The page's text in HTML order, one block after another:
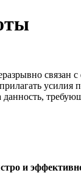
данность,
и